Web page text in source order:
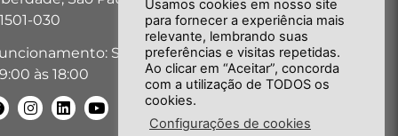
030
Seg. a Sex. das
às 18:00
Usamos cookies em nosso site
para fornecer a experiência mais
relevante, lembrando suas
preferências e visitas repetidas.
Ao clicar em “Aceitar”, concorda
com a utilização de TODOS os
cookies.
Configurações de cookies